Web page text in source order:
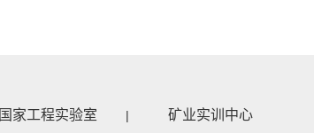
国家工程实验室 |
矿业实训中心